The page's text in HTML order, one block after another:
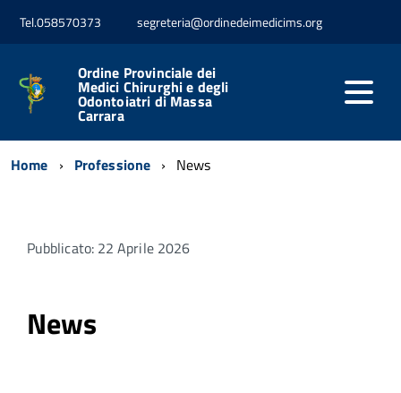
Tel.058570373 segreteria@ordinedeimedicims.org
Ordine Provinciale dei
Medici Chirurghi e degli
Odontoiatri di Massa
Carrara
Home Professione News
Pubblicato: 22 Aprile 2026
News